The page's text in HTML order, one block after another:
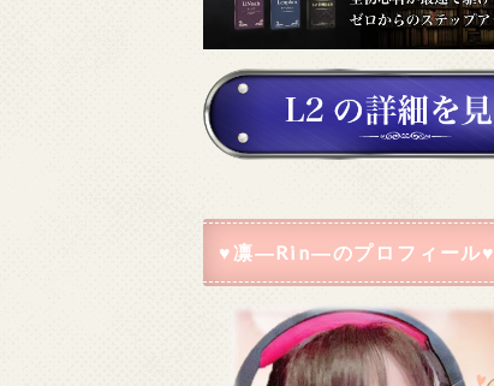
♥凛―Rin―のプロフィール♥